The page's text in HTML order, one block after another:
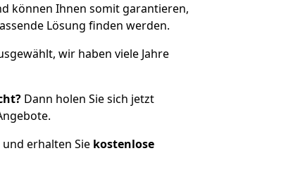
können Ihnen somit garantieren,
Lösung finden werden.
wir haben viele Jahre
Dann holen Sie sich jetzt
erhalten Sie kostenlose